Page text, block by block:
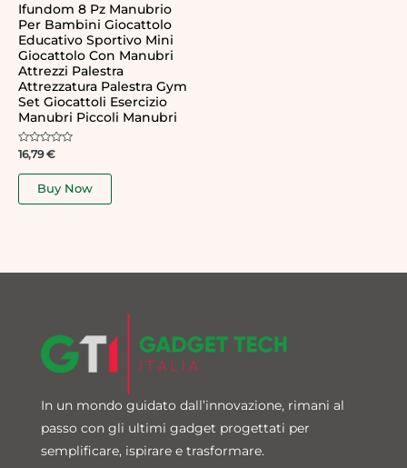
Ifundom 8 Pz Manubrio
Per Bambini Giocattolo
Educativo Sportivo Mini
Giocattolo Con Manubri
Attrezzi Palestra
Attrezzatura Palestra Gym
Set Giocattoli Esercizio
Manubri Piccoli Manubri
Rated
out
16,79€
Buy Now
In un mondo guidato dall’innovazione, rimani al
passo con gli ultimi gadget progettati per
semplificare, ispirare e trasformare.